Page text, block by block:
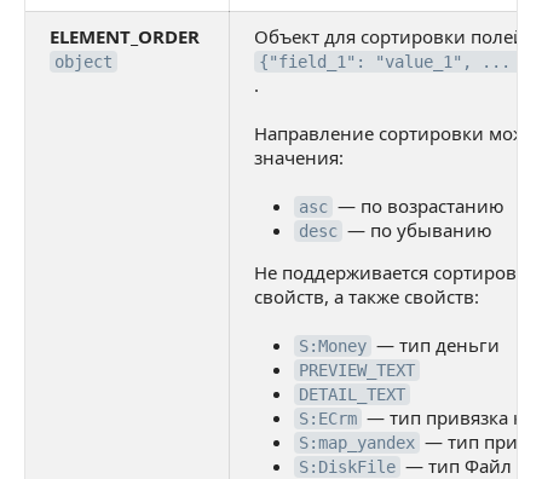
ELEMENT_ORDER
object
Объект для сортировки полей
{"field_1": "value_1", ...
.
Направление сортировки
значения:
asc — по возрастанию
desc — по убыванию
Не поддерживается
свойств, а также свойств:
S:Money — тип деньги
PREVIEW_TEXT
DETAIL_TEXT
S:ECrm — тип привязка к
S:map_yandex — тип
S:DiskFile — тип Файл